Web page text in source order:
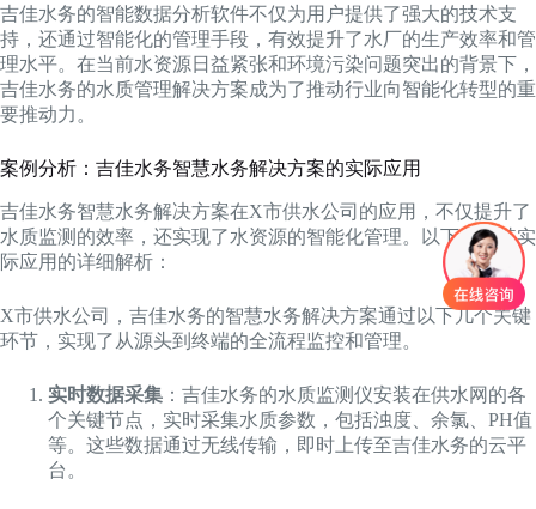
吉佳水务的智能数据分析软件不仅为用户提供了强大的技术支
持，还通过智能化的管理手段，有效提升了水厂的生产效率和管
理水平。在当前水资源日益紧张和环境污染问题突出的背景下，
吉佳水务的水质管理解决方案成为了推动行业向智能化转型的重
要推动力。
案例分析：吉佳水务智慧水务解决方案的实际应用
吉佳水务智慧水务解决方案在X市供水公司的应用，不仅提升了
水质监测的效率，还实现了水资源的智能化管理。以下是对其实
际应用的详细解析：
X市供水公司，吉佳水务的智慧水务解决方案通过以下几个关键
环节，实现了从源头到终端的全流程监控和管理。
实时数据采集 ：吉佳水务的水质监测仪安装在供水网的各
个关键节点，实时采集水质参数，包括浊度、余氯、PH值
等。这些数据通过无线传输，即时上传至吉佳水务的云平
台。